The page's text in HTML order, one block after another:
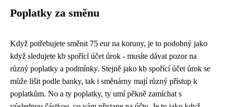
Poplatky za směnu
Když potřebujete směnit 75 eur na koruny, je to podobný jako
když sledujete kb spořící účet úrok - musíte dávat pozor na
různý poplatky a podmínky. Stejně jako kb spořící účet úrok se
může lišit podle banky, tak i směnárny mají různý přístup k
poplatkům. No a ty poplatky, ty umí pěkně zamíchat s